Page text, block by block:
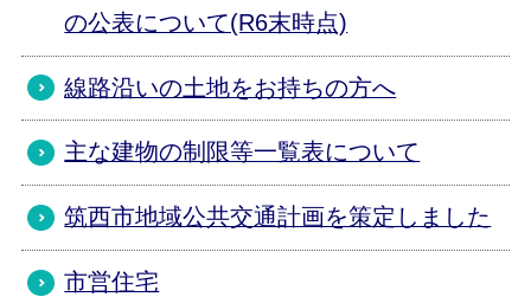
の公表について(R6末時点)
線路沿いの土地をお持ちの方へ
主な建物の制限等一覧表について
筑西市地域公共交通計画を策定しました
市営住宅